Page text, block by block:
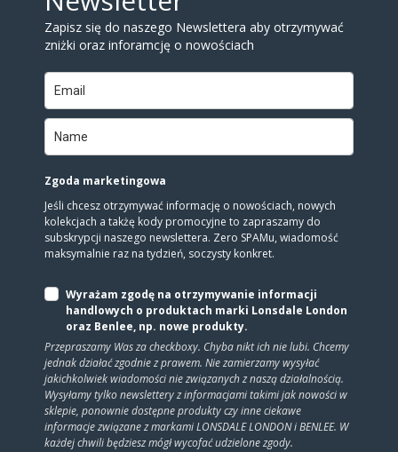
5 1 126 1 1
7
7 1
Ilość na stronie
Show only products on sale In stock only
Zapisz się do naszego Newslettera aby otrzymywać
zniżki oraz inforamcję o nowościach
Zgoda marketingowa
Jeśli chcesz otrzymywać informację o nowościach, nowych
kolekcjach a takżę kody promocyjne to zapraszamy do
subskrypcji naszego newslettera. Zero SPAMu, wiadomość
maksymalnie raz na tydzień, soczysty konkret.
Wyrażam zgodę na otrzymywanie informacji
handlowych o produktach marki Lonsdale London
oraz Benlee, np. nowe produkty.
Przepraszamy Was za checkboxy. Chyba nikt ich nie lubi. Chcemy
jednak działać zgodnie z prawem. Nie zamierzamy wysyłać
jakichkolwiek wiadomości nie związanych z naszą działalnością.
Wysyłamy tylko newslettery z informacjami takimi jak nowości w
sklepie, ponownie dostępne produkty czy inne ciekawe
informacje związane z markami LONSDALE LONDON i BENLEE. W
każdej chwili będziesz mógł wycofać udzielone zgody.